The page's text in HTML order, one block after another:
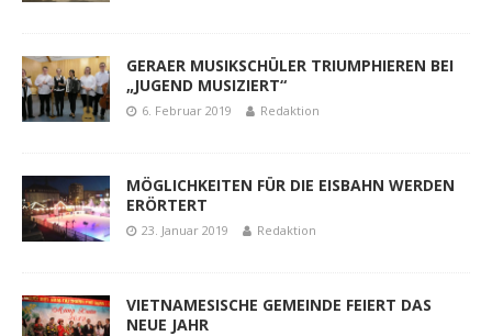
GERAER MUSIKSCHÜLER TRIUMPHIEREN BEI
„JUGEND MUSIZIERT“
6. Februar 2019 Redaktion
MÖGLICHKEITEN FÜR DIE EISBAHN WERDEN
ERÖRTERT
23. Januar 2019 Redaktion
VIETNAMESISCHE GEMEINDE FEIERT DAS
NEUE JAHR